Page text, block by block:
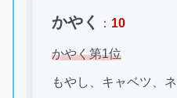
かやく ： 10
かやく第1位
もやし、キャベツ、